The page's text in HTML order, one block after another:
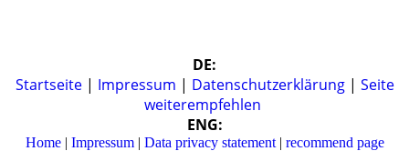
DE:
Startseite | Impressum | Datenschutzerklärung | Seite
weiterempfehlen
ENG:
Home | Impressum | Data privacy statement| recommend page